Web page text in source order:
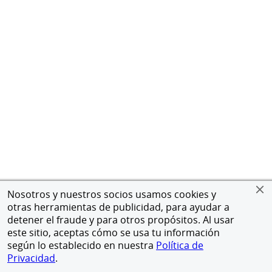
Nosotros y nuestros socios usamos cookies y
otras herramientas de publicidad, para ayudar a
detener el fraude y para otros propósitos. Al usar
este sitio, aceptas cómo se usa tu información
según lo establecido en nuestra Política de
Privacidad.